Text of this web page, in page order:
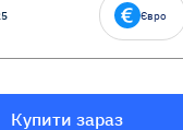
Євро
Купити зараз